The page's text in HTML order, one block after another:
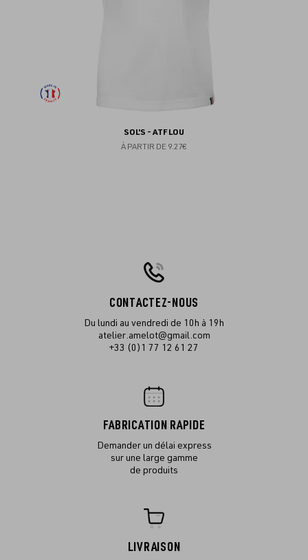
SOL'S - ATF LOU
À PARTIR DE 9.27€
CONTACTEZ-NOUS
Du lundi au vendredi de 10h à 19h
atelier.amelot@gmail.com
+33 (0)1 77 12 61 27
FABRICATION RAPIDE
Demander un délai express
sur une large gamme
de produits
LIVRAISON